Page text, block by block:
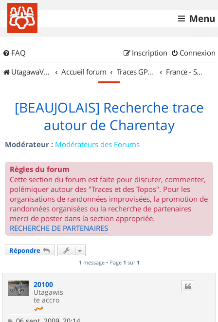
Menu
FAQ Connexion
Inscription
UtagawaVTT (Randos VTT et VTTAE avec traces GPS)
Accueil forum Traces GPS de randos VTT France - Sud Est
[BEAUJOLAIS] Recherche trace
autour de Charentay
Modérateur : Modérateurs des Forums
Règles du forum
Cette section du forum est faite pour discuter, commenter,
polémiquer autour des "Traces et des Topos". Pour les
organisations de randonnées improvisées, la promotion de
randonnées organisées ou la recherche de partenaires
merci de poster dans la section appropriée.
RECHERCHE DE PARTENAIRES
Répondre
1 message • Page 1 sur 1
20100
Utagawis
te accro